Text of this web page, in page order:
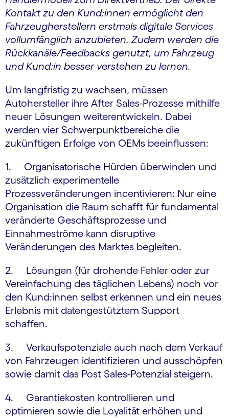
Kontakt zu den Kund:innen ermöglicht den
Fahrzeugherstellern erstmals digitale Services
vollumfänglich anzubieten. Zudem werden die
Rückkanäle/Feedbacks genutzt, um Fahrzeug
und Kund:in besser verstehen zu lernen.
Um langfristig zu wachsen, müssen
Autohersteller ihre After Sales-Prozesse mithilfe
neuer Lösungen weiterentwickeln. Dabei
werden vier Schwerpunktbereiche die
zukünftigen Erfolge von OEMs beeinflussen:
1. Organisatorische Hürden überwinden und
zusätzlich experimentelle
Prozessveränderungen incentivieren: Nur eine
Organisation die Raum schafft für fundamental
veränderte Geschäftsprozesse und
Einnahmeströme kann disruptive
Veränderungen des Marktes begleiten.
2. Lösungen (für drohende Fehler oder zur
Vereinfachung des täglichen Lebens) noch vor
den Kund:innen selbst erkennen und ein neues
Erlebnis mit datengestütztem Support
schaffen.
3. Verkaufspotenziale auch nach dem Verkauf
von Fahrzeugen identifizieren und ausschöpfen
sowie damit das Post Sales-Potenzial steigern.
4. Garantiekosten kontrollieren und
optimieren sowie die Loyalität erhöhen und